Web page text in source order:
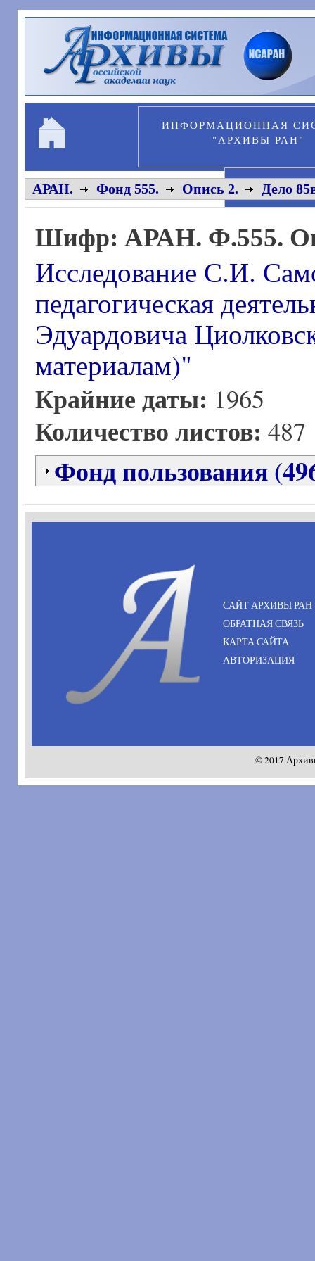
Перейти к основному содержанию
ИНФОРМАЦИОННАЯ
"АРХИВЫ РАН"
АРАН. Фонд 555. Опись 2. Дело
Шифр: АРАН. Ф.555.
Исследование С.И.
педагогическая
Эдуардовича
материалам)"
Крайние даты: 1965
Количество листов: 487
Фонд пользования
САЙТ АРХИВЫ РАН
ОБРАТНАЯ СВЯЗЬ
КАРТА САЙТА
АВТОРИЗАЦИЯ
© 2017